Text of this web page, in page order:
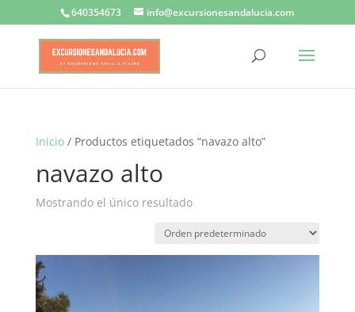
640354673 info@excursionesandalucia.com
Inicio/ Productos etiquetados “navazo alto”
navazo alto
Mostrando el único resultado